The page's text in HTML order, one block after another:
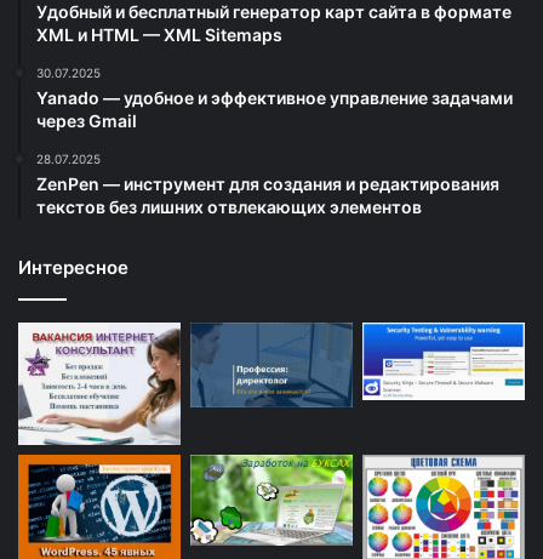
Удобный и бесплатный генератор карт сайта в формате
XML и HTML — XML Sitemaps
30.07.2025
Yanado — удобное и эффективное управление задачами
через Gmail
28.07.2025
ZenPen — инструмент для создания и редактирования
текстов без лишних отвлекающих элементов
Интересное